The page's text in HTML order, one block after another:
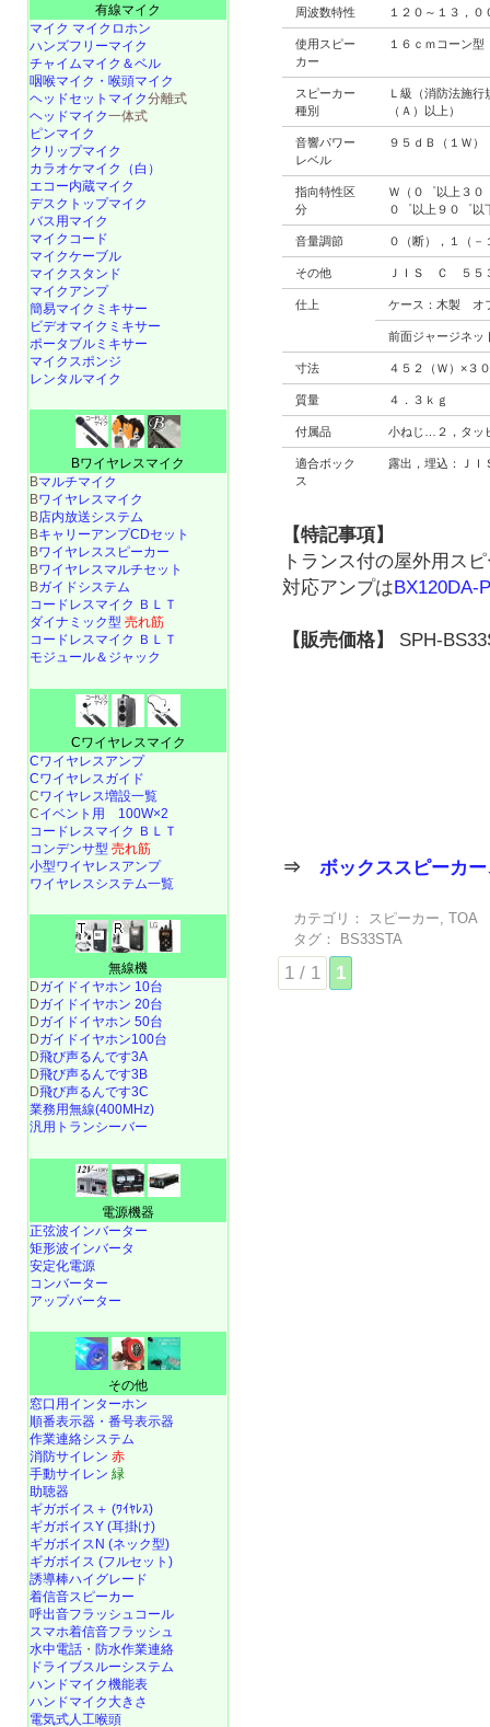
周波数特性 １２０～１３，０
使用スピー
カー
１６ｃｍコーン型
スピーカー
種別
Ｌ級（消防法施
（Ａ）以上）
音響パワー
レベル
９５ｄＢ（１Ｗ）
指向特性区
分
Ｗ（０゜以上３
０゜以上９０゜
音量調節 ０（断），１（
その他 ＪＩＳ Ｃ ５５
仕上 ケース：木製 オ
前面ジャージネッ
寸法 ４５２（Ｗ）×３
質量 ４．３ｋｇ
付属品 小ねじ…２，タッ
適合ボック
ス
露出，埋込：Ｊ
【特記事項】
トランス付の屋外用ス
対応アンプは BX120DA-
【販売価格】 SPH-
⇒ボックススピーカ
カテゴリ： スピーカー,TOA
タグ：
BS33STA
1 / 1 1
有線マイク
マイク マイクロホン
ハンズフリーマイク
チャイムマイク＆ベル
咽喉マイク・喉頭マイク
ヘッドセットマイク分離式
ヘッドマイク一体式
ピンマイク
クリップマイク
カラオケマイク（白）
エコー内蔵マイク
デスクトップマイク
バス用マイク
マイクコード
マイクケーブル
マイクスタンド
マイクアンプ
簡易マイクミキサー
ビデオマイクミキサー
ポータブルミキサー
マイクスポンジ
レンタルマイク
Bワイヤレスマイク
Bマルチマイク
Bワイヤレスマイク
B店内放送システム
BキャリーアンプCDセット
Bワイヤレススピーカー
Bワイヤレスマルチセット
Bガイドシステム
コードレスマイク ＢＬＴ
ダイナミック型 売れ筋
コードレスマイク ＢＬＴ
モジュール＆ジャック
Cワイヤレスマイク
Cワイヤレスアンプ
Cワイヤレスガイド
Cワイヤレス増設一覧
Cイベント用 100W×2
コードレスマイク ＢＬＴ
コンデンサ型 売れ筋
小型ワイヤレスアンプ
ワイヤレスシステム一覧
無線機
Dガイドイヤホン 10台
Dガイドイヤホン 20台
Dガイドイヤホン 50台
Dガイドイヤホン100台
D飛び声るんです3A
D飛び声るんです3B
D飛び声るんです3C
業務用無線(400MHz)
汎用トランシーバー
電源機器
正弦波インバーター
矩形波インバータ
安定化電源
コンバーター
アップバーター
その他
窓口用インターホン
順番表示器・番号表示器
作業連絡システム
消防サイレン 赤
手動サイレン 緑
助聴器
ギガボイス＋ (ﾜｲﾔﾚｽ)
ギガボイスY (耳掛け)
ギガボイスN (ネック型)
ギガボイス (フルセット)
誘導棒ハイグレード
着信音スピーカー
呼出音フラッシュコール
スマホ着信音フラッシュ
水中電話 ・ 防水作業連絡
ドライブスルーシステム
ハンドマイク機能表
ハンドマイク大きさ
電気式人工喉頭